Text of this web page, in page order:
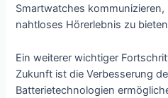
Smartwatches kommunizieren,
nahtloses Hörerlebnis zu
Ein weiterer wichtiger
Zukunft ist die Verbesserung
Batterietechnologien